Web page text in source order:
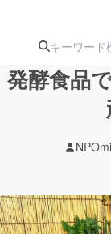
ターン
アー
発酵食品